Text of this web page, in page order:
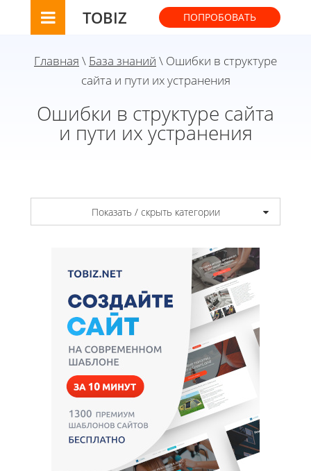
TOBIZ ПОПРОБОВАТЬ
Главная \ База знаний \ Ошибки в структуре
сайта и пути их устранения
Ошибки в структуре сайта
и пути их устранения
Показать / скрыть категории